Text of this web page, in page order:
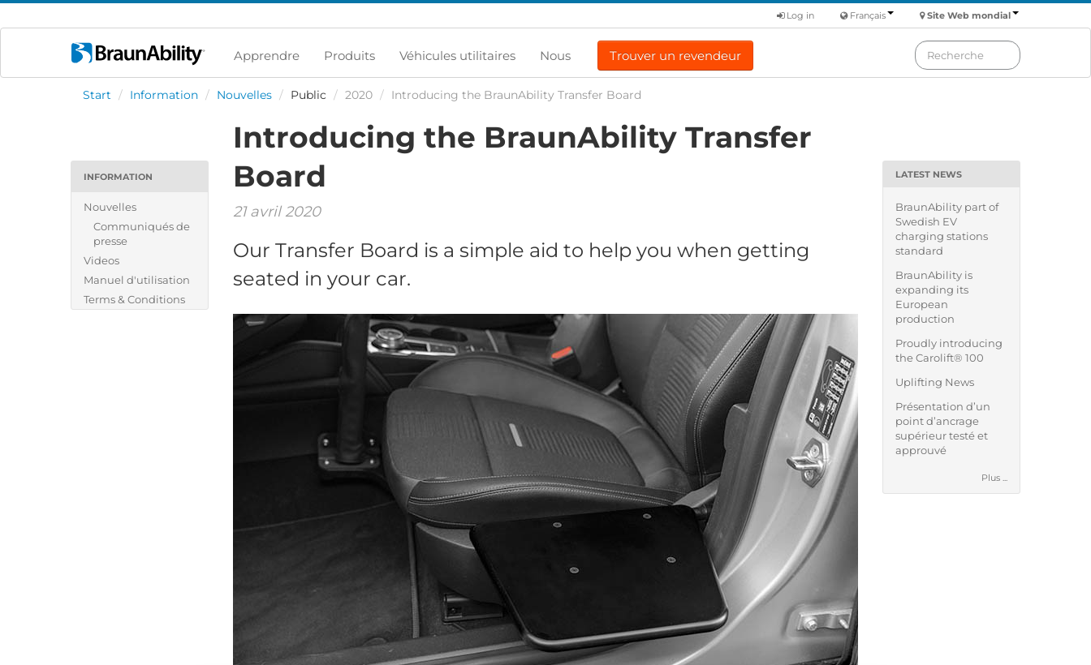
Site Web mondial
Français
Log in
Apprendre Produits Véhicules utilitaires Nous Trouver un revendeur
Start / Information / Nouvelles / Public / 2020 / Introducing the BraunAbility Transfer Board
INFORMATION
Nouvelles
Communiqués de
presse
Videos
Manuel d'utilisation
Terms & Conditions
Introducing the BraunAbility Transfer
Board
21 avril 2020
Our Transfer Board is a simple aid to help you when getting
seated in your car.
LATEST NEWS
BraunAbility part of
Swedish EV
charging stations
standard
BraunAbility is
expanding its
European
production
Proudly introducing
the Carolift® 100
Uplifting News
Présentation d’un
point d’ancrage
supérieur testé et
approuvé
Plus ...